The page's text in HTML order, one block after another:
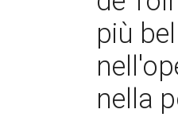
più
nella